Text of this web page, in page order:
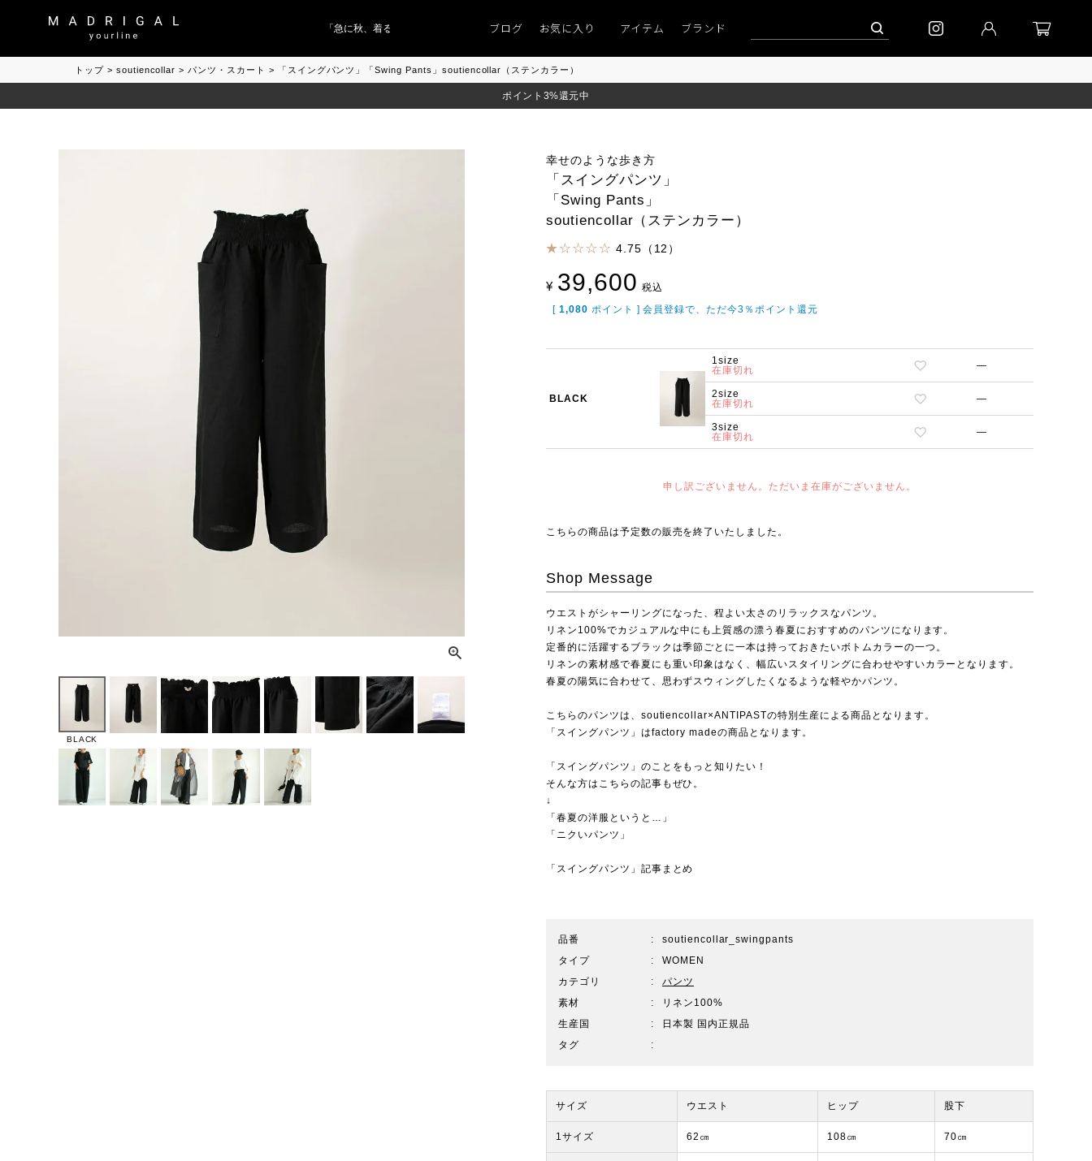
「急に秋、着るものがない」 「キレイなニット」 ポイント9％「マンスリーポイントキャンペーン」 到着(8/7)｜eb.a.gos 予約│「エッグジャケット GREY」
ブログ お気に入り アイテム ブランド
トップ soutiencollar パンツ・スカート 「スイングパンツ」「Swing Pants」soutiencollar（ステンカラー）
ポイント3%還元中
BLACK
幸せのような歩き方
「スイングパンツ」
「Swing Pants」
soutiencollar（ステンカラー）
4.75（12）
¥ 39,600 税込
[ 1,080 ポイント ] 会員登録で、ただ今3％ポイント還元
BLACK
1size
在庫切れ
—
2size
在庫切れ
—
3size
在庫切れ
—
申し訳ございません。ただいま在庫がございません。
こちらの商品は予定数の販売を終了いたしました。
Shop Message
ウエストがシャーリングになった、程よい太さのリラックスなパンツ。
リネン100%でカジュアルな中にも上質感の漂う春夏におすすめのパンツになります。
定番的に活躍するブラックは季節ごとに一本は持っておきたいボトムカラーの一つ。
リネンの素材感で春夏にも重い印象はなく、幅広いスタイリングに合わせやすいカラーとなります。
春夏の陽気に合わせて、思わずスウィングしたくなるような軽やかパンツ。
こちらのパンツは、soutiencollar×ANTIPASTの特別生産による商品となります。
「スイングパンツ」はfactory madeの商品となります。
「スイングパンツ」のことをもっと知りたい！
そんな方はこちらの記事もぜひ。
↓
「春夏の洋服というと…」
「ニクいパンツ」
「スイングパンツ」記事まとめ
品番
soutiencollar_swingpants
タイプ
WOMEN
カテゴリ
パンツ
素材
リネン100%
生産国
日本製 国内正規品
タグ
サイズ ウエスト ヒップ 股下
1サイズ 62㎝ 108㎝ 70㎝